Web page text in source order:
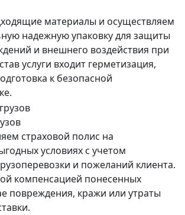
материалы и осуществляем
надежную упаковку для защиты
и внешнего воздействия при
услуги входит герметизация,
к безопасной
страховой полис на
условиях с учетом
и пожеланий клиента.
компенсацией понесенных
повреждения, кражи или утраты